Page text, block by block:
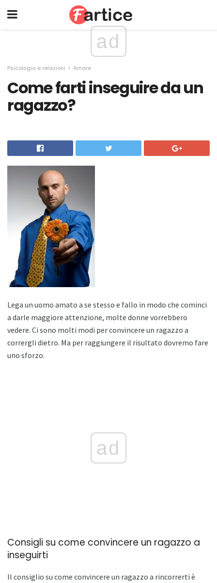
ad
Psicologia e relazioni Amare
Come farti inseguire da un
ragazzo?
Lega un uomo amato a se stesso e fallo in modo che cominci
a darle maggiore attenzione, molte donne vorrebbero
vedere. Ci sono molti modi per convincere un ragazzo a
corrergli dietro. Ma per raggiungere il risultato dovremo fare
uno sforzo.
ad
Consigli su come convincere un ragazzo a
inseguirti
Il consiglio su come convincere un ragazzo a rincorrerti è